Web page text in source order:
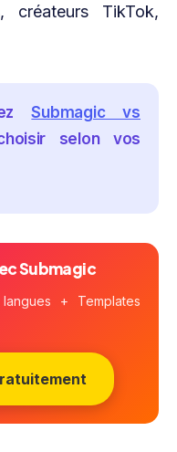
créateurs TikTok,
Submagic vs
selon vos
Submagic
+ Templates